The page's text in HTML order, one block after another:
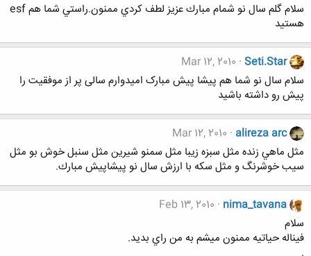
سلام گلم سال نو شمام مبارك عزيز لطف كردي ممنون.راستي شما هم esf
هستيد
Seti.Star
Mar 12, 2010
سلام سال نو شما هم پیشا پیش مبارک امیدوارم سالی پر از موفقیت را
پیش رو داشته باشید
alireza arc
Mar 12, 2010
مثل ماهي زنده مثل سبزه زيبا مثل سمنو شيرين مثل سنبل خوش بو مثل
سيب خوشرنگ و مثل سكه با ارزش سال نو پيشاپيش مبارك.
nima_tavana
Feb 13, 2010
سلام
فيناله حياتيه ممنون ميشم به من راي بديد.